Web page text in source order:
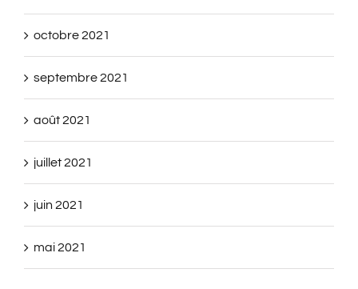
octobre 2021
septembre 2021
août 2021
juillet 2021
juin 2021
mai 2021